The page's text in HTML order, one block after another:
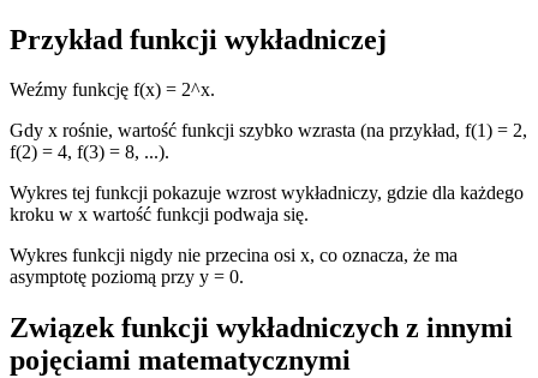
Przykład funkcji wykładniczej
Weźmy funkcję f(x) = 2^x.
Gdy x rośnie, wartość funkcji szybko wzrasta (na przykład, f(1) = 2,
f(2) = 4, f(3) = 8, ...).
Wykres tej funkcji pokazuje wzrost wykładniczy, gdzie dla każdego
kroku w x wartość funkcji podwaja się.
Wykres funkcji nigdy nie przecina osi x, co oznacza, że ma
asymptotę poziomą przy y = 0.
Związek funkcji wykładniczych z innymi
pojęciami matematycznymi